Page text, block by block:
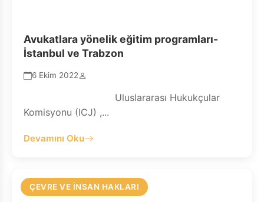
Avukatlara yönelik eğitim programları-
İstanbul ve Trabzon
6 Ekim 2022
Uluslararası Hukukçular
Komisyonu (ICJ) ,...
Devamını Oku
ÇEVRE VE İNSAN HAKLARI